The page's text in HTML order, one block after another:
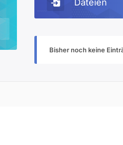
Bisher noch keine